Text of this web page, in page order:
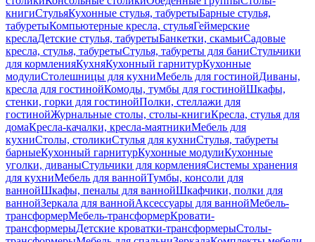
книгиСтульяКухонные стулья, табуретыБарные стулья,
табуретыКомпьютерные кресла, стульяГеймерские
креслаДетские стулья, табуретыБанкетки, скамьиСадовые
кресла, стулья, табуретыСтулья, табуреты для баниСтульчики
для кормленияКухняКухонный гарнитурКухонные
модулиСтолешницы для кухниМебель для гостинойДиваны,
кресла для гостинойКомоды, тумбы для гостинойШкафы,
стенки, горки для гостинойПолки, стеллажи для
гостинойЖурнальные столы, столы-книгиКресла, стулья для
домаКресла-качалки, кресла-маятникиМебель для
кухниСтолы, столикиСтулья для кухниСтулья, табуреты
барныеКухонный гарнитурКухонные модулиКухонные
уголки, диваныСтульчики для кормленияСистемы хранения
для кухниМебель для ваннойТумбы, консоли для
ваннойШкафы, пеналы для ваннойШкафчики, полки для
ваннойЗеркала для ваннойАксессуары для ваннойМебель-
трансформерМебель-трансформерКровати-
трансформерыДетские кроватки-трансформерыСтолы-